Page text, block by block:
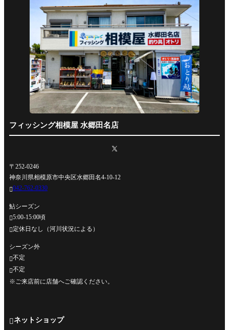
フィッシング相模屋 水郷田名店
〒252-0246
神奈川県相模原市中央区水郷田名4-10-12
042-762-0330
鮎シーズン
5:00-15:00頃
定休日なし（河川状況による）
シーズン外
不定
不定
※ご来店前に店舗へご確認ください。
ネットショップ